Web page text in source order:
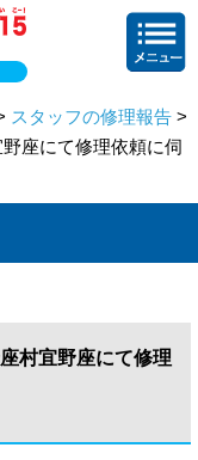
スタッフの修理報告 >
座にて修理依頼に伺
村宜野座にて修理